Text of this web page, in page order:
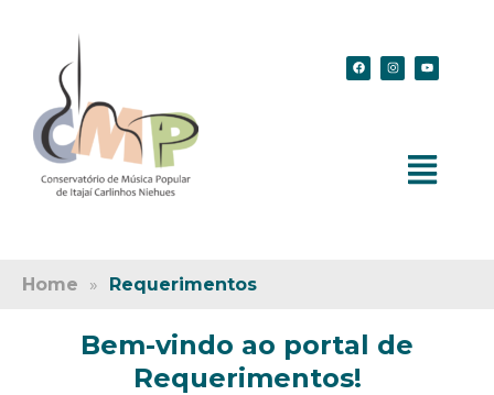
Home » Requerimentos
Bem-vindo ao portal de
Requerimentos!